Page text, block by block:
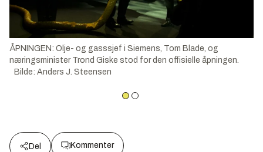
ÅPNINGEN: Olje- og gasssjef i Siemens, Tom Blade, og
næringsminister Trond Giske stod for den offisielle åpningen.
Bilde: Anders J. Steensen
Del Kommenter